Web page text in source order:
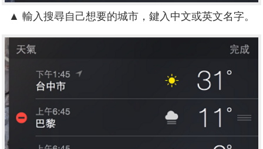
▲ 輸入搜尋自己想要的城市，鍵入中文或英文名字。